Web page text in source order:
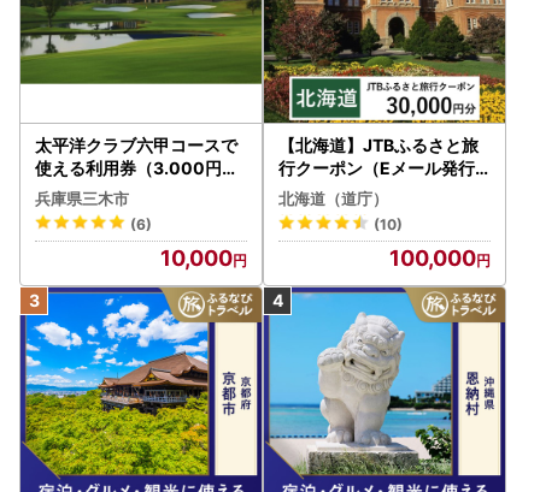
太平洋クラブ六甲コースで
使える利用券（3.000円分
）
兵庫県三木市
(6)
10,000
【北海道】JTBふるさと旅
行クーポン（Eメール発行
）30,000円分 旅行 トラベ
ル 宿泊 人気 おすすめ JTB
W030T
北海道（道庁）
(10)
100,000